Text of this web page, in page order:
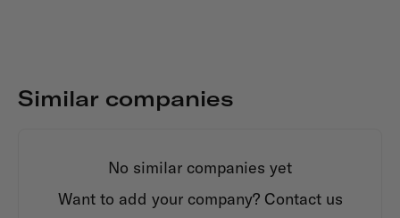
Similar companies
No similar companies yet
Want to add your company? Contact us